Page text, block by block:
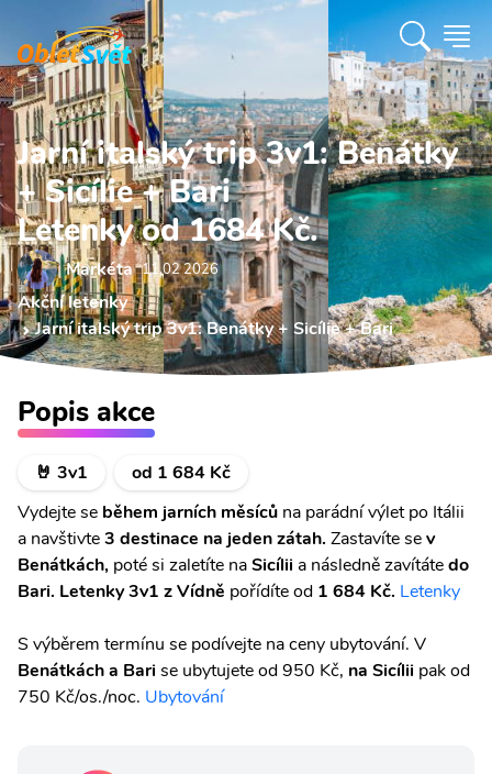
Jarní italský trip 3v1: Benátky
+ Sicílie + Bari
Letenky od 1684 Kč.
Markéta 11.02 2026
Akční letenky
Jarní italský trip 3v1: Benátky + Sicílie + Bari
Popis akce
🤘 3v1
od 1 684 Kč
Vydejte se během jarních měsíců na parádní výlet po Itálii
a navštivte3 destinace na jeden zátah. Zastavíte sev
Benátkách, poté si zaletíte naSicílii a následně zavítátedo
Bari. Letenky 3v1 z Vídně pořídíte od 1 684 Kč. Letenky
S výběrem termínu se podívejte na ceny ubytování. V
Benátkách a Barise ubytujete od 950 Kč, na Sicílii pak od
750 Kč/os./noc. Ubytování